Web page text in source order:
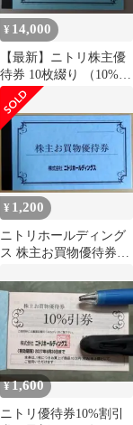
¥ 14,000
【最新】ニトリ株主優
待券 10枚綴り （10%引
き）
¥ 1,200
ニトリホールディング
ス 株主お買物優待券
¥1,600
ニトリ優待券10%割引